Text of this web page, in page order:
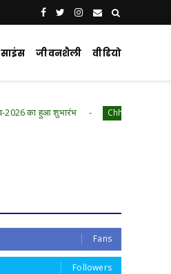
साइंस जीवनशैली वीडियो
Chhattisgarh .Featured
Fans
Followers